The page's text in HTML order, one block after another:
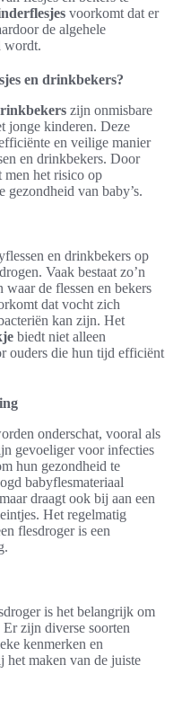
voorkomt dat er
de algehele
wordt.
en drinkbekers?
zijn onmisbare
jonge kinderen. Deze
en veilige manier
en drinkbekers. Door
men het risico op
van baby’s.
en drinkbekers op
Vaak bestaat zo’n
de flessen en bekers
dat vocht zich
kan zijn. Het
biedt niet alleen
ouders die hun tijd efficiënt
onderschat, vooral als
gevoeliger voor infecties
hun gezondheid te
babyflesmateriaal
draagt ook bij aan een
Het regelmatig
flesdroger is een
is het belangrijk om
zijn diverse soorten
kenmerken en
het maken van de juiste